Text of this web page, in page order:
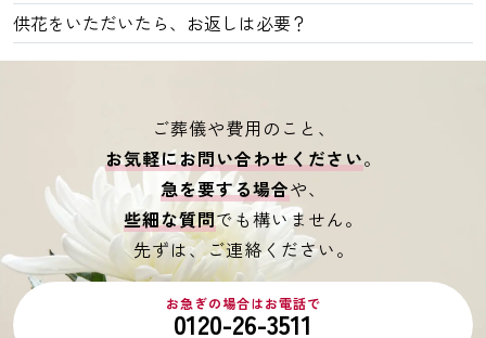
供花をいただいたら、お返しは必要？
ご葬儀や費用のこと、
お気軽にお問い合わせください。
急を要する場合や、
些細な質問でも構いません。
先ずは、ご連絡ください。
お急ぎの場合はお電話で
0120-26-3511